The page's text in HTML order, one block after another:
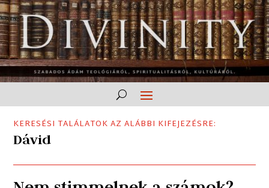
KERESÉSI TALÁLATOK AZ ALÁBBI KIFEJEZÉSRE:
Dávid